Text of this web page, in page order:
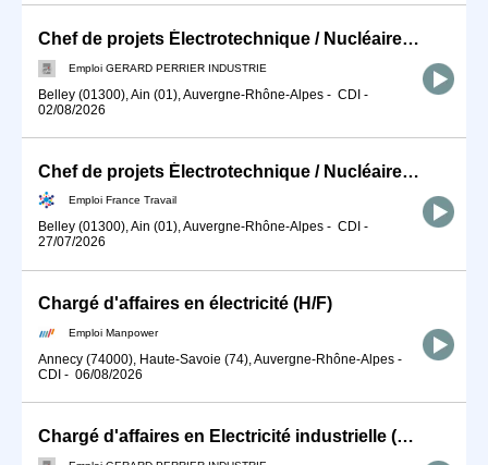
Chef de projets Électrotechnique / Nucléaire (F/H)
Emploi GERARD PERRIER INDUSTRIE
Belley (01300), Ain (01), Auvergne-Rhône-Alpes - CDI -
02/08/2026
Chef de projets Électrotechnique / Nucléaire (H/F)
Emploi France Travail
Belley (01300), Ain (01), Auvergne-Rhône-Alpes - CDI -
27/07/2026
Chargé d'affaires en électricité (H/F)
Emploi Manpower
Annecy (74000), Haute-Savoie (74), Auvergne-Rhône-Alpes -
CDI - 06/08/2026
Chargé d'affaires en Electricité industrielle (F/H)